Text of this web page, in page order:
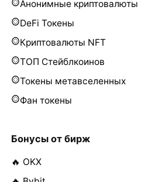
Анонимные криптовалюты
DeFi Токены
Криптовалюты NFT
ТОП Стейблкоинов
Токены метавселенных
Фан токены
Бонусы от бирж
🔥 OKX